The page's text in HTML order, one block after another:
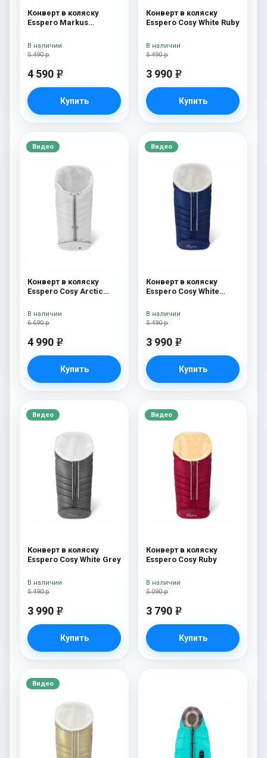
Конверт в коляску
Esspero Markus
шерсть) Chocolat
5 490 р
4 590 e
Купить
В наличии
Конверт в коляску
Esspero Cosy White Ruby
5 490 р
3 990 e
Купить
В наличии
Видео
Конверт в коляску
Esspero Cosy Arctic
6 690 р
4 990 e
Купить
В наличии
Видео
Конверт в коляску
Esspero Cosy White
5 490 р
3 990 e
Купить
В наличии
Видео
Конверт в коляску
Esspero Cosy White Grey
5 490 р
3 990 e
Купить
В наличии
Видео
Конверт в коляску
Esspero Cosy Ruby
5 090 р
3 790 e
Купить
В наличии
Видео